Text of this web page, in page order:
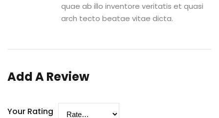
quae ab illo inventore veritatis et quasi
arch tecto beatae vitae dicta.
Add A Review
Your Rating